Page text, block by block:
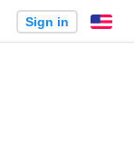
Sign in